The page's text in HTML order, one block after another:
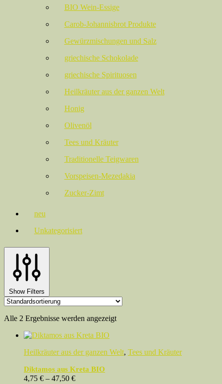
BIO Wein-Essige
Carob-Johannisbrot Produkte
Gewürzmischungen und Salz
griechische Schokolade
griechische Spirituosen
Heilkräuter aus der ganzen Welt
Honig
Olivenöl
Tees und Kräuter
Traditionelle Teigwaren
Vorspeisen-Mezedakia
Zucker-Zimt
neu
Unkategorisiert
Show Filters
Alle 2 Ergebnisse werden angezeigt
Heilkräuter aus der ganzen Welt, Tees und Kräuter
Diktamos aus Kreta BIO
4,75 € – 47,50 €